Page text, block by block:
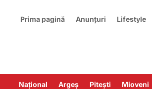
Prima pagină Anunțuri Lifestyle
Național Argeș Pitești Mioveni